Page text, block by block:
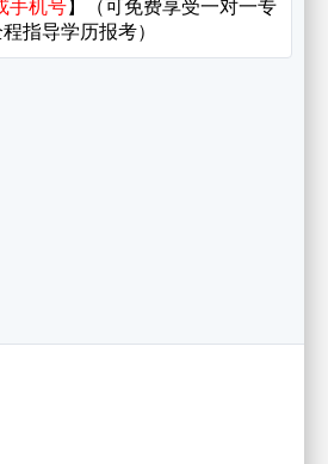
学校成考资讯